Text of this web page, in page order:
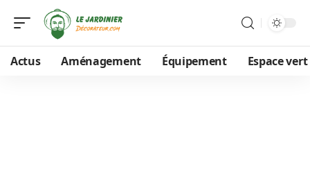
Actus Aménagement Équipement Espace vert